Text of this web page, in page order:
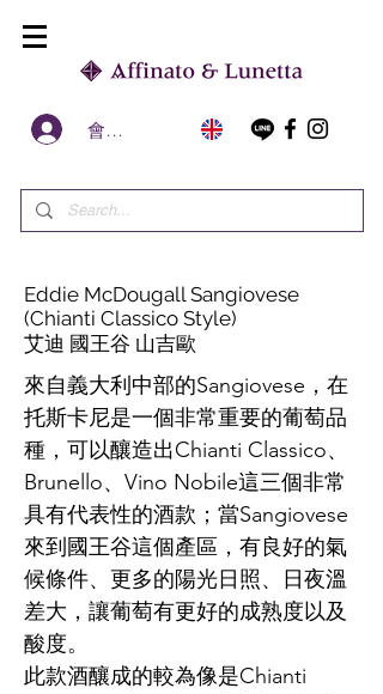
會員區
Eddie McDougall Sangiovese
(Chianti Classico Style)
艾迪 國王谷 山吉歐
來自義大利中部的Sangiovese，在
托斯卡尼是一個非常重要的葡萄品
種，可以釀造出Chianti Classico、
Brunello、Vino Nobile這三個非常
具有代表性的酒款；當Sangiovese
來到國王谷這個產區，有良好的氣
候條件、更多的陽光日照、日夜溫
差大，讓葡萄有更好的成熟度以及
酸度。
此款酒釀成的較為像是Chianti